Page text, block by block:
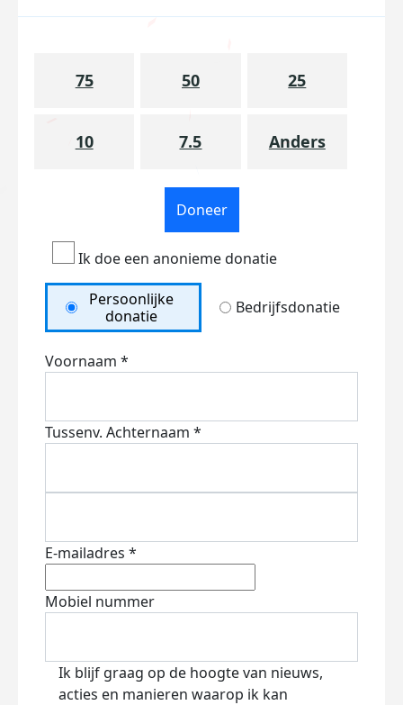
75 50 25
10 7.5 Anders
Doneer
Ik doe een anonieme donatie
Persoonlijke
donatie
Bedrijfsdonatie
Voornaam *
Tussenv. Achternaam *
E-mailadres *
Mobiel nummer
Ik blijf graag op de hoogte van nieuws,
acties en manieren waarop ik kan